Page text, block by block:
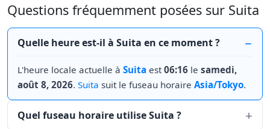
Questions fréquemment posées sur Suita
Quelle heure est-il à Suita en ce moment ?
L'heure locale actuelle à Suita est 06:16 le samedi,
août 8, 2026. Suita suit le fuseau horaire Asia/Tokyo.
Quel fuseau horaire utilise Suita ?